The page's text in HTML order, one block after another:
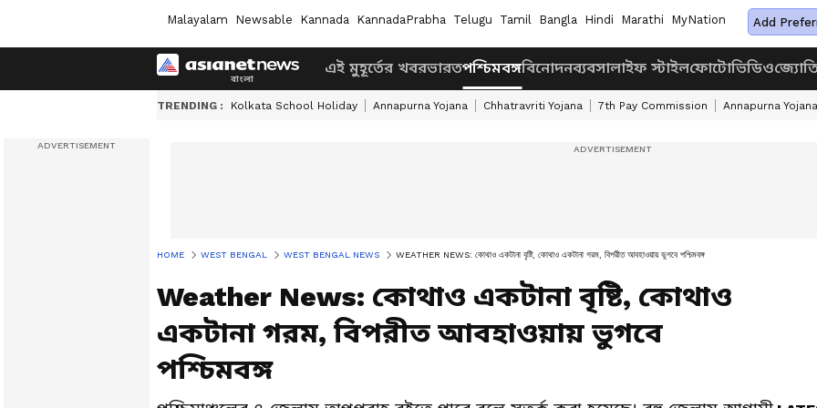
Malayalam Newsable Kannada KannadaPrabha Telugu Tamil Bangla Hindi Marathi MyNation Add
এই মুহূর্তের খবরভারতপশ্চিমবঙ্গবিনোদনব্যবসালাইফ স্টাইলফোটোভিডিও
TRENDING : Kolkata School Holiday Annapurna Yojana Chhatravriti Yojana 7th Pay Commission Annapurna
HOME WEST BENGAL WEST BENGAL NEWS WEATHER NEWS: কোথাও একটানা বৃষ্টি, কোথাও একটানা গরম, বিপরীত আবহাওয়ায় ভুগবে পশ্চিমবঙ্গ
Weather News: কোথাও একটানা বৃষ্টি, কোথাও
একটানা গরম, বিপরীত আবহাওয়ায় ভুগবে
পশ্চিমবঙ্গ